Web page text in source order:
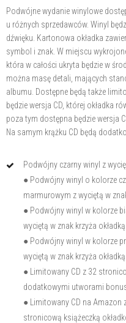
Podwójne wydanie winylowe
u różnych sprzedawców. Winyl
dźwięku. Kartonowa okładka
symbol i znak. W miejscu
która w całości ukryta będzie w
można masę detali, mających
albumu. Dostępne będą także
będzie wersja CD, której okładka
poza tym dostępna będzie wersja
Na samym krążku CD będą
Podwójny czarny winyl z
● Podwójny winyl o kolorze
marmurowym z wyciętą w
● Podwójny winyl w kolorze
wyciętą w znak krzyża okładką
● Podwójny winyl w kolorze
wyciętą w znak krzyża okładką
● Limitowany CD z 32
dodatkowymi utworami
● Limitowany CD na Amazon
stronicową książeczką